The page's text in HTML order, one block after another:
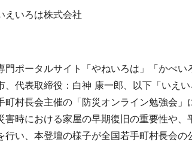
えいろは株式会社
ポータルサイト「やねいろは」「かべい
、代表取締役：白神 康一郎、以下「いえ
町村長会主催の「防災オンライン勉強会
害時における家屋の早期復旧の重要性や
行い、本登壇の様子が全国若手町村長会